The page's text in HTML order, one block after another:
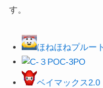
す。
ほねほねプルート
C-3PO
ベイマックス2.0